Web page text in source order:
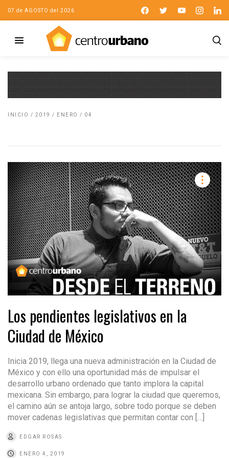
07 de AGOSTO del 2026
INICIO / 2019 / ENERO / 04
Los pendientes legislativos en la
Ciudad de México
Inicia 2019, llega una nueva administración en la Ciudad de
México y con ello una oportunidad más de impulsar el
desarrollo urbano ordenado que tanto implora la capital
mexicana. Sin embargo, para lograr la ciudad que queremos,
el camino aún se antoja largo, sobre todo porque se deben
mover cadenas legislativas que permitan contar con […]
EDGAR ROSAS
ENERO 4, 2019